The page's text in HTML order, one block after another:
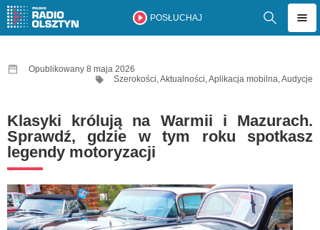
POSŁUCHAJ
Opublikowany 8 maja 2026
Szerokości,Aktualności,Aplikacja mobilna,Audycje
Klasyki królują na Warmii i Mazurach.
Sprawdź, gdzie w tym roku spotkasz
legendy motoryzacji